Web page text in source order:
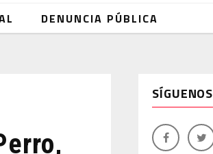
DENUNCIA PÚBLICA
SÍGUENOS